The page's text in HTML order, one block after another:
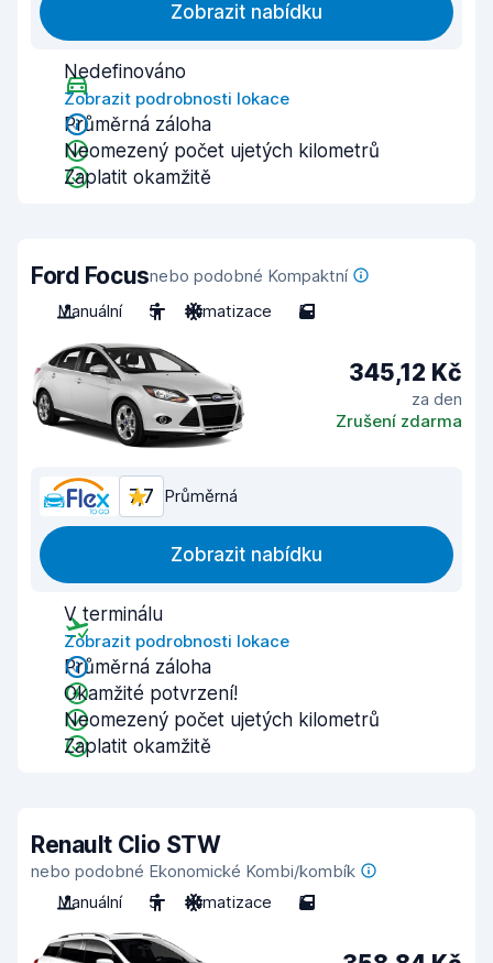
Zobrazit nabídku
Nedefinováno
Zobrazit podrobnosti lokace
Průměrná záloha
Neomezený počet ujetých kilometrů
Zaplatit okamžitě
Ford Focusnebo podobné Kompaktní
Manuální
5 Klimatizace 5
345,12 Kč
za den
Zrušení zdarma
7,7 Průměrná
Zobrazit nabídku
V terminálu
Zobrazit podrobnosti lokace
Průměrná záloha
Okamžité potvrzení!
Neomezený počet ujetých kilometrů
Zaplatit okamžitě
Renault Clio STW
nebo podobné Ekonomické Kombi/kombík
Manuální
5 Klimatizace 5